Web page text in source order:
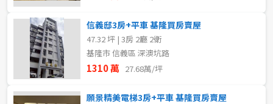
信義邸3房+平車 基隆買房賣屋
47.32 坪 | 3房 2廳 2衛
基隆市 信義區 深澳坑路
1310 萬 27.68萬/坪
願景精美電梯3房+平車 基隆買房賣屋